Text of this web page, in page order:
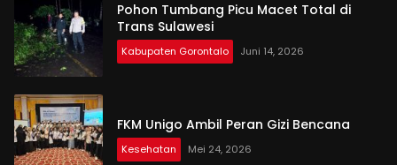
Pohon Tumbang Picu Macet Total di
Trans Sulawesi
Kabupaten Gorontalo Juni 14, 2026
FKM Unigo Ambil Peran Gizi Bencana
Kesehatan Mei 24, 2026